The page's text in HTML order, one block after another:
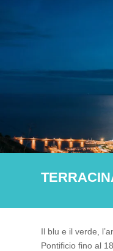
Il blu e il verde,
Pontificio fino al